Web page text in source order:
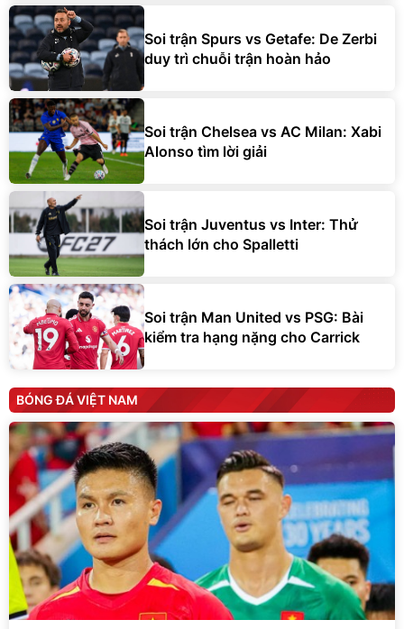
Soi trận Spurs vs Getafe: De Zerbi
duy trì chuỗi trận hoàn hảo
Soi trận Chelsea vs AC Milan: Xabi
Alonso tìm lời giải
Soi trận Juventus vs Inter: Thử
thách lớn cho Spalletti
Soi trận Man United vs PSG: Bài
kiểm tra hạng nặng cho Carrick
BÓNG ĐÁ VIỆT NAM